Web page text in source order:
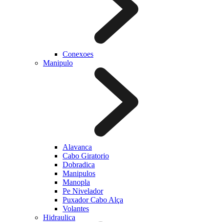
Conexoes
Manipulo
Alavanca
Cabo Giratorio
Dobradica
Manipulos
Manopla
Pe Nivelador
Puxador Cabo Alça
Volantes
Hidraulica